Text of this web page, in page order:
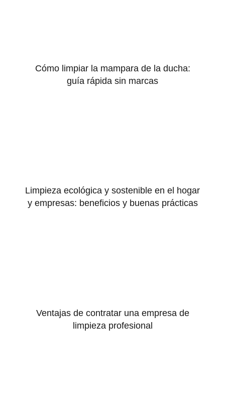
Cómo limpiar la mampara de la ducha:
guía rápida sin marcas
Limpieza ecológica y sostenible en el hogar
y empresas: beneficios y buenas prácticas
Ventajas de contratar una empresa de
limpieza profesional